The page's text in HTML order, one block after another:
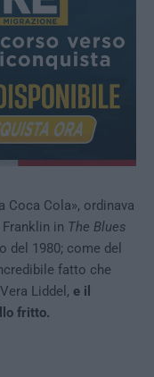
Coca Cola», ordinava
in The Blues
del 1980; come del
fatto che
Liddel, e il
fritto.